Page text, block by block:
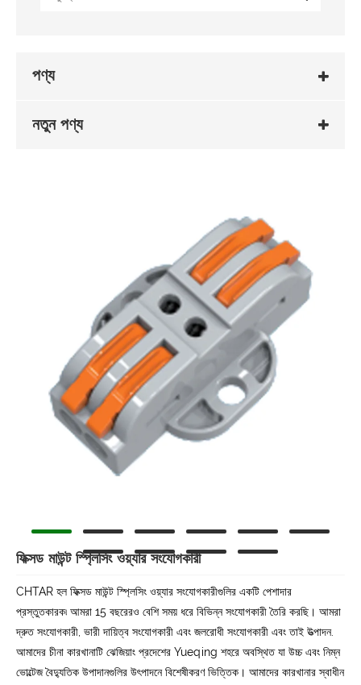
পণ্য
নতুন পণ্য
ফিক্সড মাউন্ট স্প্লিসিং ওয়্যার সংযোগকারী
CHTAR হল ফিক্সড মাউন্ট স্প্লিসিং ওয়্যার সংযোগকারীগুলির একটি পেশাদার
প্রস্তুতকারক৷ আমরা 15 বছরেরও বেশি সময় ধরে বিভিন্ন সংযোগকারী তৈরি করছি। আমরা
দ্রুত সংযোগকারী, ভারী দায়িত্ব সংযোগকারী এবং জলরোধী সংযোগকারী এবং তাই উত্পাদন.
আমাদের চীনা কারখানাটি ঝেজিয়াং প্রদেশের Yueqing শহরে অবস্থিত যা উচ্চ এবং নিম্ন
ভোল্টেজ বৈদ্যুতিক উপাদানগুলির উৎপাদনে বিশেষীকরণ ভিত্তিক। আমাদের কারখানার স্বাধীন